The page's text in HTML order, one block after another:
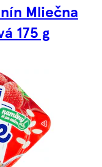
Mliečna
175 g